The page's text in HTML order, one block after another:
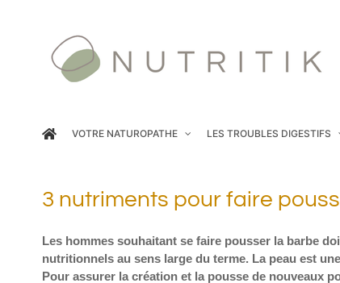
VOTRE NATUROPATHE LES TROUBLES DIGESTIFS
3 nutriments pour faire
Les hommes souhaitant se faire pousser la barbe
nutritionnels au sens large du terme. La peau est
Pour assurer la création et la pousse de nouveaux